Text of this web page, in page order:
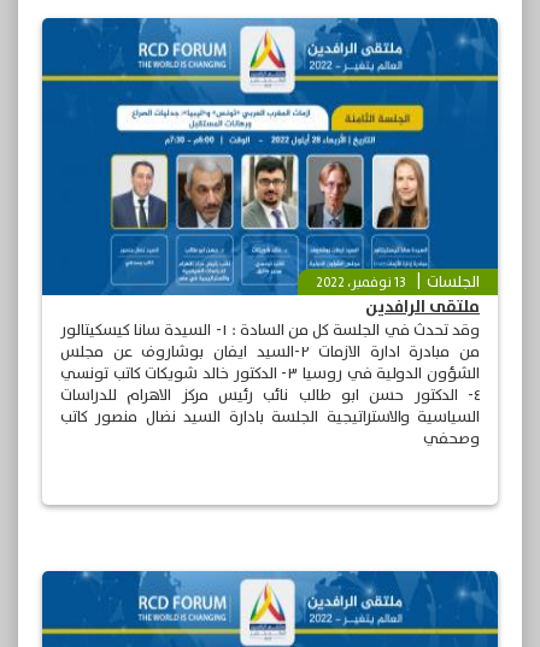
الجلسات 13 نوفمبر، 2022
ملتقى الرافدين
وقد تحدث في الجلسة كل من السادة : ١- السيدة سانا كيسكيتالور
من مبادرة ادارة الازمات ٢-السيد ايفان بوشاروف عن مجلس
الشؤون الدولية في روسيا ٣- الدكتور خالد شويكات كاتب تونسي
٤- الدكتور حسن ابو طالب نائب رئيس مركز الاهرام للدراسات
السياسية والاستراتيجية الجلسة بادارة السيد نضال منصور كاتب
وصحفي